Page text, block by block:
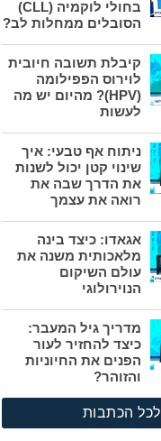
בחולי לוקמיה (CLL)
הסובלים ממחלות לב?
קיבלת תשובה חיובית
לוירוס הפפילומה
(HPV)? מהיום יש מה
לעשות
ניתוח אף טבעי: איך
שינוי קטן יכול לשנות
את הדרך שבה את
רואה את עצמך
אגאדו: כיצד בינה
מלאכותית משנה את
עולם השיקום
הנוירולוגי
מדריך גיל המעבר:
כיצד להחזיר לעור
הפנים את החיוניות
והזוהר?
לכל הכתבות